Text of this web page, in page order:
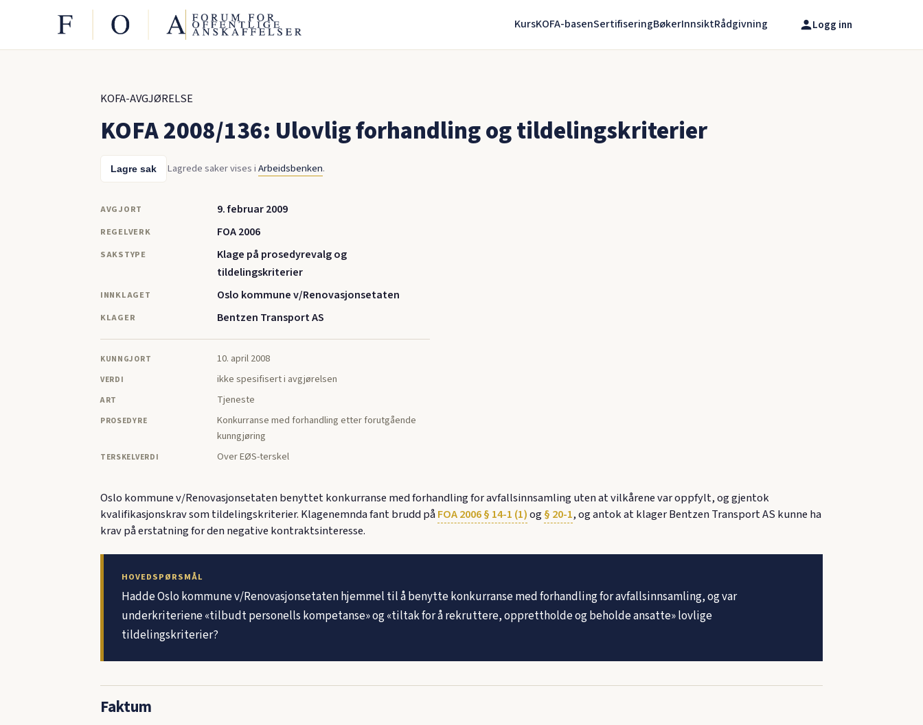
Logg inn
KursKOFA-basenSertifiseringBøkerInnsiktRådgivning
KOFA-AVGJØRELSE
KOFA 2008/136: Ulovlig forhandling og tildelingskriterier
Lagre sak Lagrede saker vises iArbeidsbenken.
AVGJORT 9. februar 2009
REGELVERK FOA 2006
SAKSTYPE
Klage på prosedyrevalg og
tildelingskriterier
INNKLAGET Oslo kommune v/Renovasjonsetaten
KLAGER Bentzen Transport AS
KUNNGJORT 10. april 2008
VERDI ikke spesifisert i avgjørelsen
ART Tjeneste
PROSEDYRE
Konkurranse med forhandling etter forutgående
kunngjøring
TERSKELVERDI Over EØS-terskel
Oslo kommune v/Renovasjonsetaten benyttet konkurranse med forhandling for avfallsinnsamling uten at vilkårene var oppfylt, og gjentok
kvalifikasjonskrav som tildelingskriterier. Klagenemnda fant brudd påFOA 2006 § 14-1 (1)og§ 20-1, og antok at klager Bentzen Transport AS kunne ha
krav på erstatning for den negative kontraktsinteresse.
HOVEDSPØRSMÅL
Hadde Oslo kommune v/Renovasjonsetaten hjemmel til å benytte konkurranse med forhandling for avfallsinnsamling, og var
underkriteriene «tilbudt personells kompetanse» og «tiltak for å rekruttere, opprettholde og beholde ansatte» lovlige
tildelingskriterier?
Faktum